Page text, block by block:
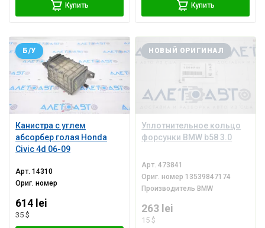
Купить Купить
Канистра с углем
абсорбер голая Honda
Civic 4d 06-09
Б/У
Арт.14310
Ориг. номер
614 lei
35 $
Уплотнительное кольцо
форсунки BMW b58 3.0
НОВЫЙ ОРИГИНАЛ
Арт.473841
Ориг. номер 13539847174
Производитель BMW
263 lei
15 $